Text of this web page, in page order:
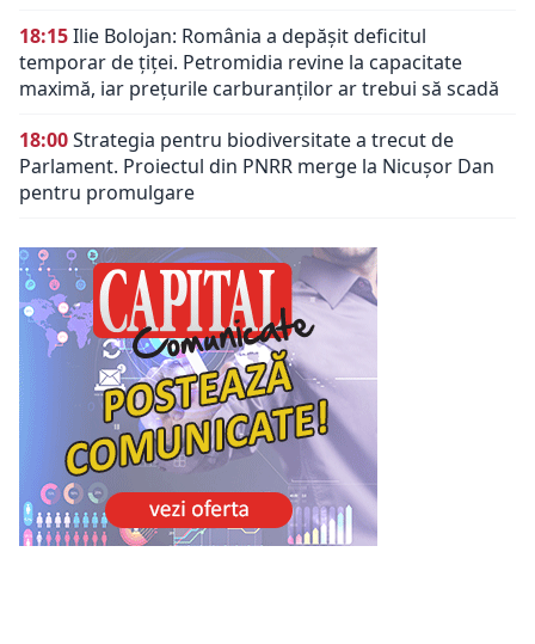
18:15Ilie Bolojan: România a depășit deficitul
temporar de țiței. Petromidia revine la capacitate
maximă, iar prețurile carburanților ar trebui să scadă
18:00Strategia pentru biodiversitate a trecut de
Parlament. Proiectul din PNRR merge la Nicușor Dan
pentru promulgare